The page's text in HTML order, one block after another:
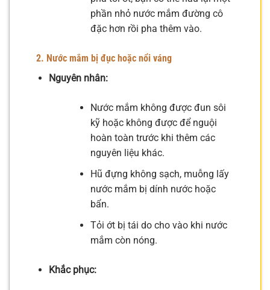
phần nhỏ nước mắm đường cô
đặc hơn rồi pha thêm vào.
2. Nước mắm bị đục hoặc nổi váng
Nguyên nhân:
Nước mắm không được đun sôi
kỹ hoặc không được để nguội
hoàn toàn trước khi thêm các
nguyên liệu khác.
Hũ đựng không sạch, muỗng lấy
nước mắm bị dính nước hoặc
bẩn.
Tỏi ớt bị tái do cho vào khi nước
mắm còn nóng.
Khắc phục: